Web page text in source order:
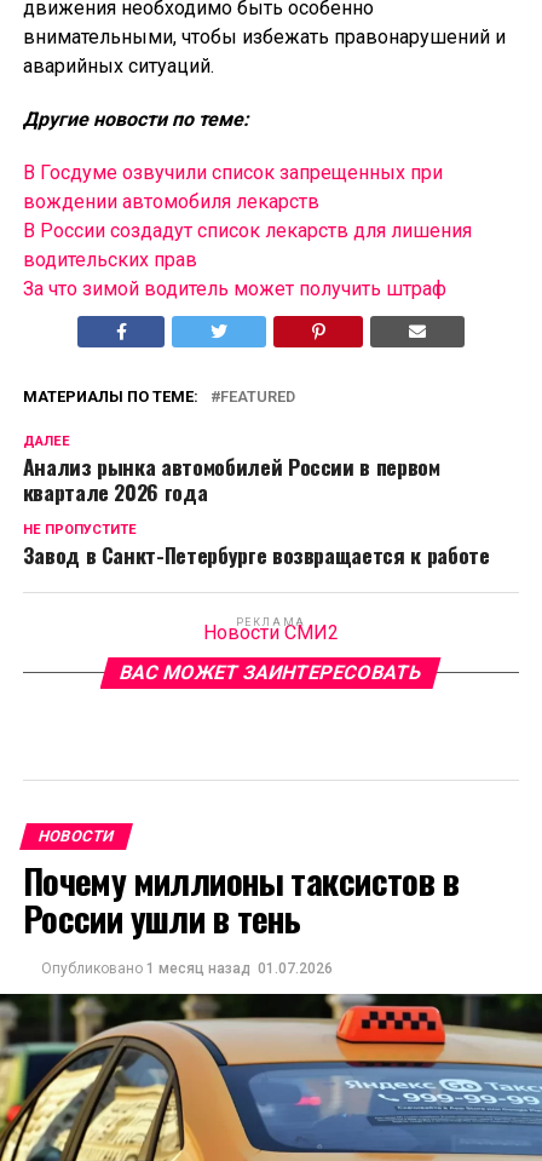
движения необходимо быть особенно
внимательными, чтобы избежать правонарушений и
аварийных ситуаций.
Другие новости по теме:
В Госдуме озвучили список запрещенных при
вождении автомобиля лекарств
В России создадут список лекарств для лишения
водительских прав
За что зимой водитель может получить штраф
МАТЕРИАЛЫ ПО ТЕМЕ: FEATURED
ДАЛЕЕ
Анализ рынка автомобилей России в первом
квартале 2026 года
НЕ ПРОПУСТИТЕ
Завод в Санкт-Петербурге возвращается к работе
РЕКЛАМА
Новости СМИ2
ВАС МОЖЕТ ЗАИНТЕРЕСОВАТЬ
НОВОСТИ
Почему миллионы таксистов в
России ушли в тень
Опубликовано 1 месяц назад 01.07.2026